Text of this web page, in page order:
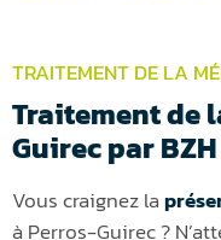
TRAITEMENT DE LA
Traitement de
Guirec par BZH
Vous craignez la
à Perros-Guirec ?